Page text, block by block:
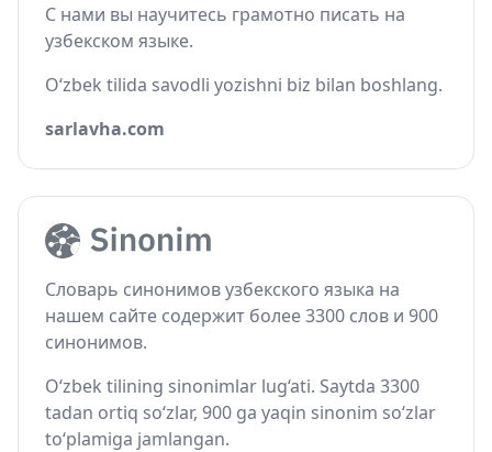
С нами вы научитесь грамотно писать на
узбекском языке.
O‘zbek tilida savodli yozishni biz bilan boshlang.
sarlavha.com
Словарь синонимов узбекского языка на
нашем сайте содержит более 3300 слов и 900
синонимов.
O‘zbek tilining sinonimlar lug‘ati. Saytda 3300
tadan ortiq so‘zlar, 900 ga yaqin sinonim so‘zlar
to‘plamiga jamlangan.